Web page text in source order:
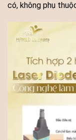
có, không phụ